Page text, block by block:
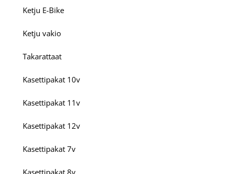
Ketju E-Bike
Ketju vakio
Takarattaat
Kasettipakat 10v
Kasettipakat 11v
Kasettipakat 12v
Kasettipakat 7v